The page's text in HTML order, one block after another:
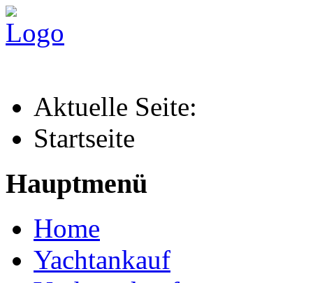
Aktuelle Seite:
Startseite
Hauptmenü
Home
Yachtankauf